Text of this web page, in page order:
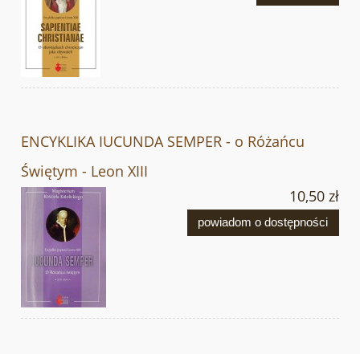
ENCYKLIKA IUCUNDA SEMPER - o Różańcu
Świętym - Leon XIII
10,50 zł
powiadom o dostępności